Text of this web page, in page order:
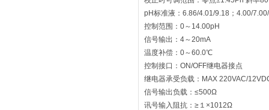
pH标准液：6.86/4.01/9.18；4.00/
控制范围：0～14.00pH
信号输出：4～20mA
温度补偿：0～60.0℃
控制接口：ON/OFF继电器接点
继电器承受负载：MAX 220VAC/
信号输出负载：≤500Ω
讯号输入阻抗：≥１×1012Ω